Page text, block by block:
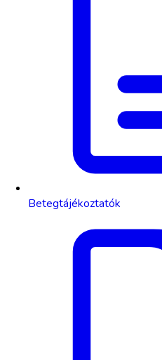
Betegtájékoztatók